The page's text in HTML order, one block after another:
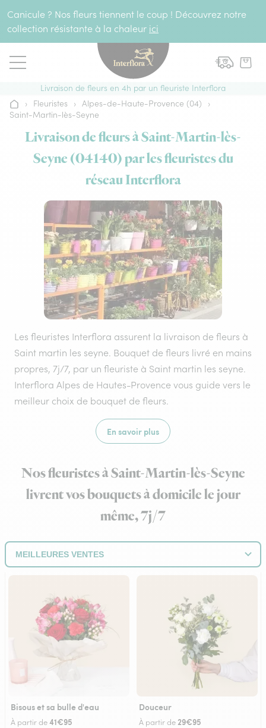
Canicule ? Nos fleurs tiennent le coup ! Découvrez notre
collection résistante à la chaleur ici
Livraison de fleurs en 4h par un fleuriste Interflora
Accueil
› Fleuristes › Alpes-de-Haute-Provence (04)
›
Saint-Martin-lès-Seyne
Livraison de fleurs à Saint-Martin-lès-
Seyne (04140) par les fleuristes du
réseau Interflora
Les fleuristes Interflora assurent la livraison de fleurs à
Saint martin les seyne. Bouquet de fleurs livré en mains
propres, 7j/7, par un fleuriste à Saint martin les seyne.
Interflora Alpes de Hautes-Provence vous guide vers le
meilleur choix de bouquet de fleurs.
En savoir plus
Nos fleuristes à Saint-Martin-lès-Seyne
livrent vos bouquets à domicile le jour
même, 7j/7
Bisous et sa bulle d'eau
À partir de41€95
Douceur
À partir de 29€95